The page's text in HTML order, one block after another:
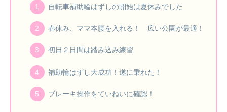
自転車補助輪はずしの開始は夏休みでした
春休み、ママ本腰を入れる！ 広い公園が最適！
初日２日間は踏み込み練習
補助輪はずし大成功！遂に乗れた！
ブレーキ操作をていねいに確認！